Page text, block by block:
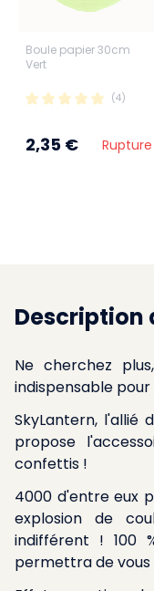
Boule papier 30cm
Vert
(4)
2,35 € Rupture
Description
Ne cherchez
indispensable
SkyLantern, l'allié
propose
confettis !
4000 d'entre eux
explosion de
indifférent ! 100
permettra de